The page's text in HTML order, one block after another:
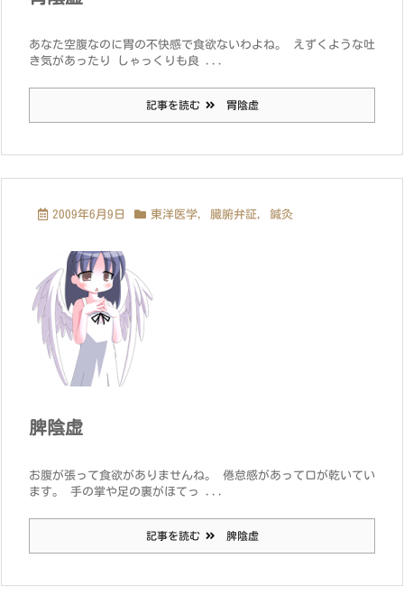
あなた空腹なのに胃の不快感で食欲ないわよね。 えずくような吐
き気があったり しゃっくりも良 ...
記事を読む 胃陰虚
2009年6月9日 東洋医学, 臓腑弁証, 鍼灸
脾陰虚
お腹が張って食欲がありませんね。 倦怠感があって口が乾いてい
ます。 手の掌や足の裏がほてっ ...
記事を読む 脾陰虚